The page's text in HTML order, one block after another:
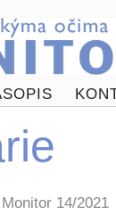
14/2021